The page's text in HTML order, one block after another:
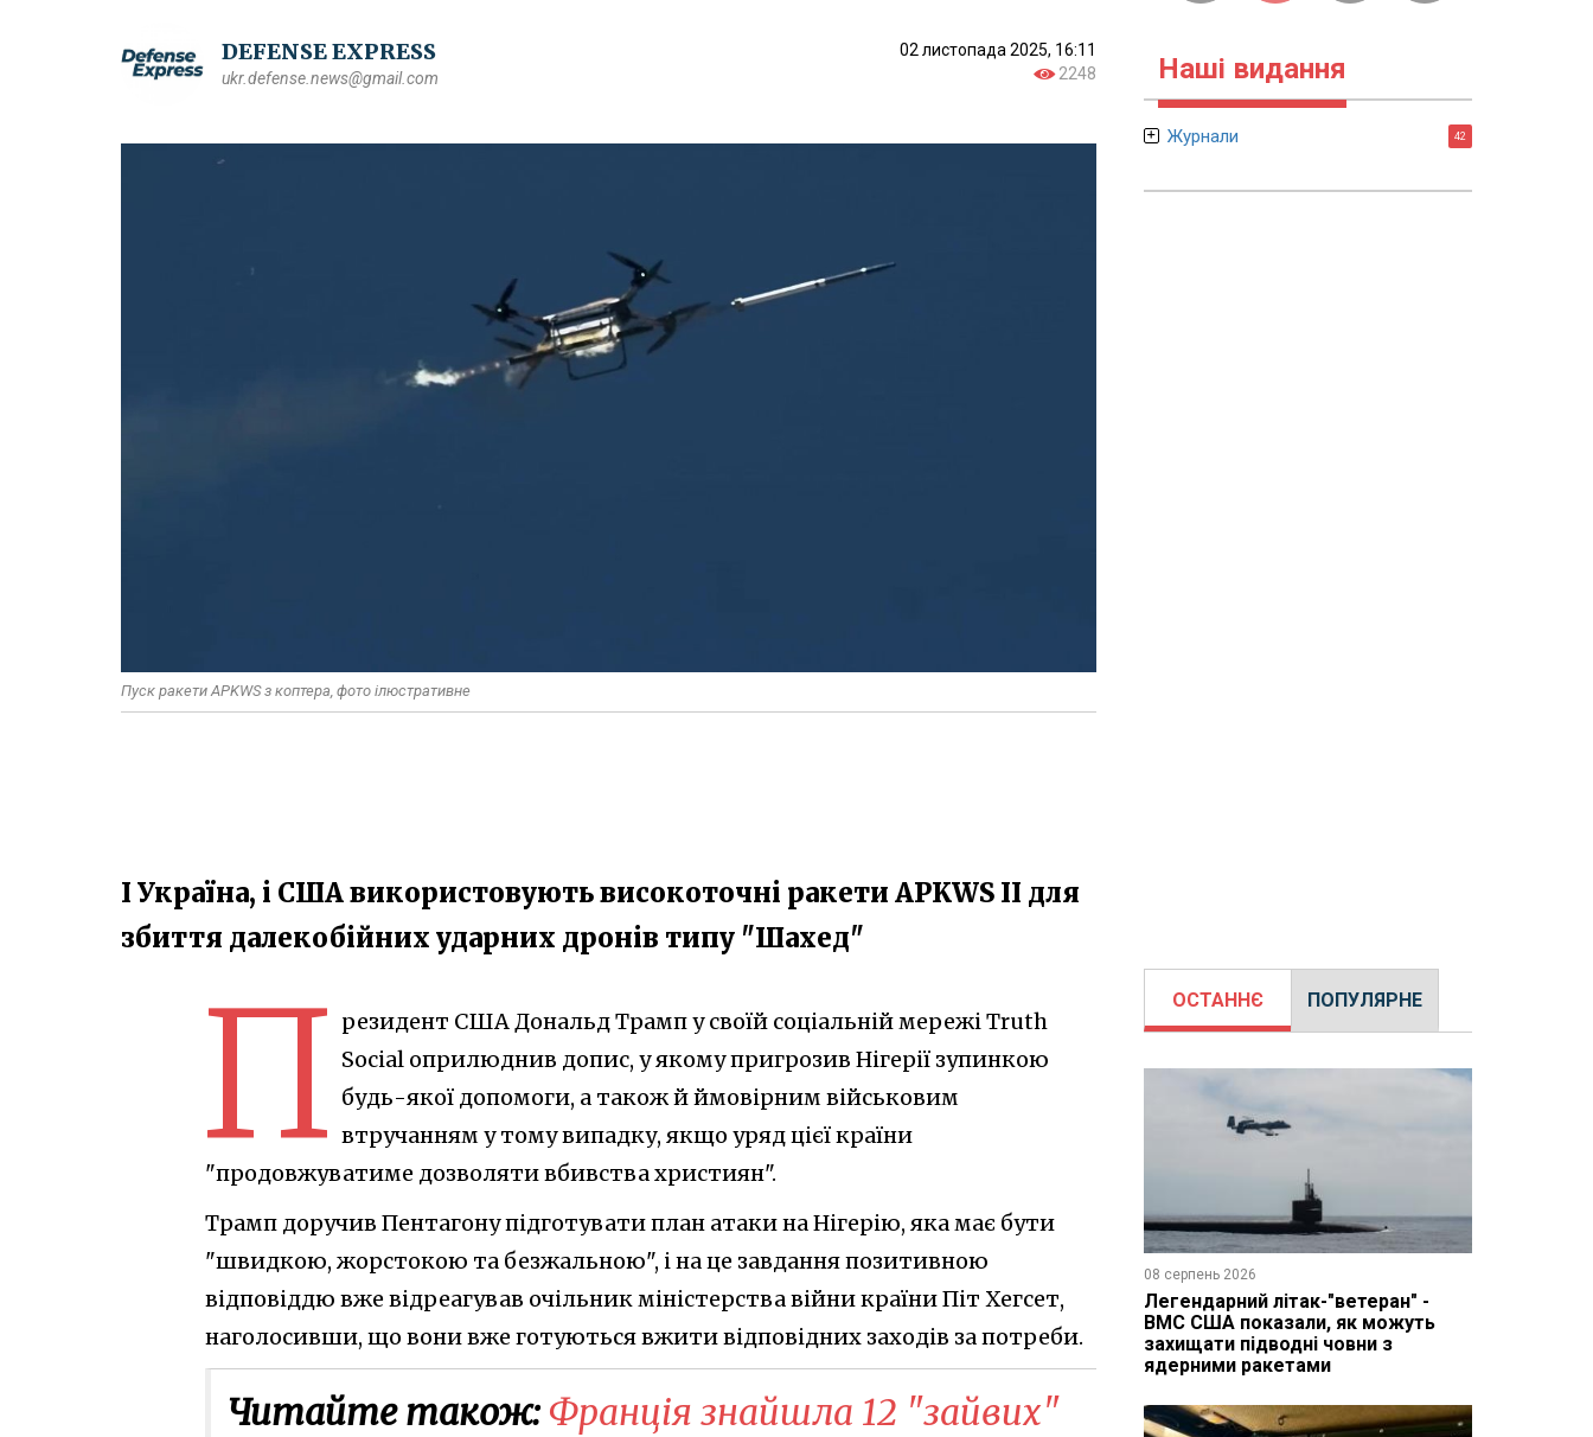
DEFENSE EXPRESS
ukr.defense.news@gmail.com
02 листопада 2025, 16:11
2248
Пуск ракети APKWS з коптера, фото ілюстративне
І Україна, і США використовують високоточні ракети APKWS II для
збиття далекобійних ударних дронів типу "Шахед"
П резидент США Дональд Трамп у своїй соціальній мережі Truth
Social оприлюднив допис, у якому пригрозив Нігерії зупинкою
будь-якої допомоги, а також й ймовірним військовим
втручанням у тому випадку, якщо уряд цієї країни
"продовжуватиме дозволяти вбивства християн".
Трамп доручив Пентагону підготувати план атаки на Нігерію, яка має бути
"швидкою, жорстокою та безжальною", і на це завдання позитивною
відповіддю вже відреагував очільник міністерства війни країни Піт Хегсет,
наголосивши, що вони вже готуються вжити відповідних заходів за потреби.
Читайте також: Франція знайшла 12 "зайвих"
Наші видання
Журнали 42
ОСТАННЄ ПОПУЛЯРНЕ
08 серпень 2026
Легендарний літак-"ветеран" -
ВМС США показали, як можуть
захищати підводні човни з
ядерними ракетами